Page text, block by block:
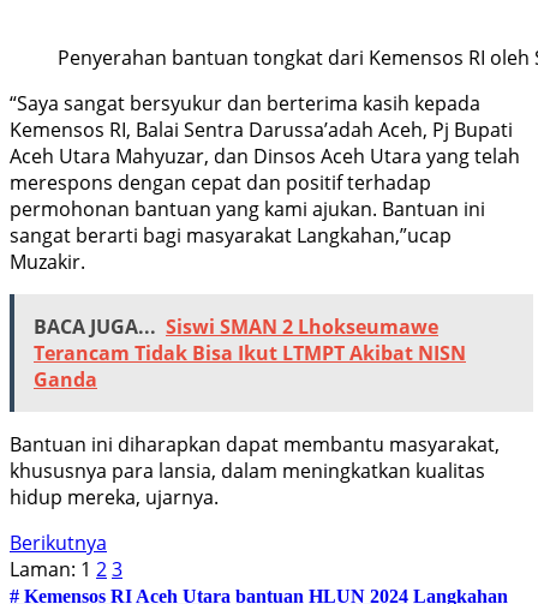
Penyerahan bantuan tongkat dari Kemensos RI oleh
“Saya sangat bersyukur dan berterima kasih kepada
Kemensos RI, Balai Sentra Darussa’adah Aceh, Pj Bupati
Aceh Utara Mahyuzar, dan Dinsos Aceh Utara yang telah
merespons dengan cepat dan positif terhadap
permohonan bantuan yang kami ajukan. Bantuan ini
sangat berarti bagi masyarakat Langkahan,”ucap
Muzakir.
BACA JUGA... Siswi SMAN 2 Lhokseumawe
Terancam Tidak Bisa Ikut LTMPT Akibat NISN
Ganda
Bantuan ini diharapkan dapat membantu masyarakat,
khususnya para lansia, dalam meningkatkan kualitas
hidup mereka, ujarnya.
Berikutnya
Laman: 1 23
# Kemensos RI Aceh Utara bantuan HLUN 2024 Langkahan